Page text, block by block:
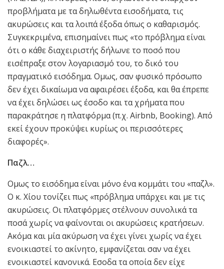
προβλήματα με τα δηλωθέντα εισοδήματα, τις
ακυρώσεις και τα λοιπά έξοδα όπως ο καθαρισμός.
Συγκεκριμένα, επισημαίνει πως «το πρόβλημα είναι
ότι ο κάθε διαχειριστής δήλωνε το ποσό που
εισέπραξε στον λογαριασμό του, το δικό του
πραγματικό εισόδημα. Ομως, σαν φυσικό πρόσωπο
δεν έχει δικαίωμα να αφαιρέσει έξοδα, και θα έπρεπε
να έχει δηλώσει ως έσοδο και τα χρήματα που
παρακράτησε η πλατφόρμα (π.χ. Airbnb, Booking). Από
εκεί έχουν προκύψει κυρίως οι περισσότερες
διαφορές».
Παζλ…
Ομως το εισόδημα είναι μόνο ένα κομμάτι του «παζλ».
Ο κ. Χίου τονίζει πως «πρόβλημα υπάρχει και με τις
ακυρώσεις. Οι πλατφόρμες στέλνουν συνολικά τα
ποσά χωρίς να φαίνονται οι ακυρώσεις κρατήσεων.
Ακόμα και μία ακύρωση να έχει γίνει χωρίς να έχει
ενοικιαστεί το ακίνητο, εμφανίζεται σαν να έχει
ενοικιαστεί κανονικά. Εσοδα τα οποία δεν είχε